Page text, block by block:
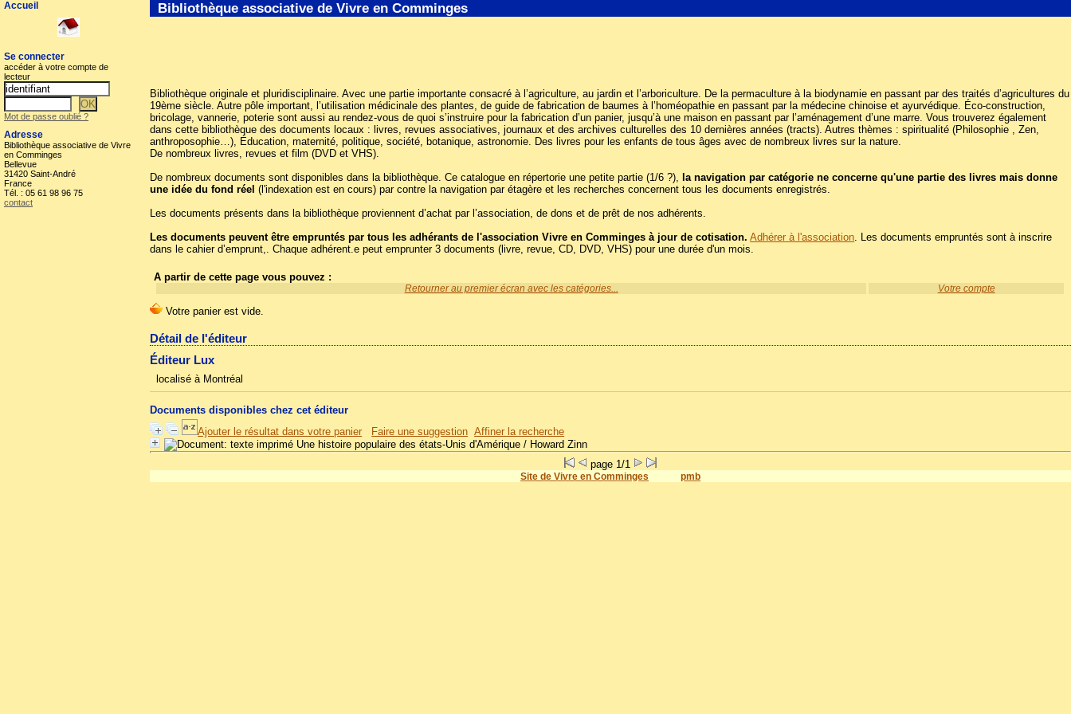
Bibliothèque originale et pluridisciplinaire. Avec une partie importante consacré à l’agriculture, au jardin et l’arboriculture. De la permaculture à la biodynamie en passant par des traités d’agricultures du
19ème siècle. Autre pôle important, l’utilisation médicinale des plantes, de guide de fabrication de baumes à l’homéopathie en passant par la médecine chinoise et ayurvédique. Éco-construction,
bricolage, vannerie, poterie sont aussi au rendez-vous de quoi s’instruire pour la fabrication d’un panier, jusqu’à une maison en passant par l’aménagement d’une marre. Vous trouverez également
dans cette bibliothèque des documents locaux : livres, revues associatives, journaux et des archives culturelles des 10 dernières années (tracts). Autres thèmes : spiritualité (Philosophie , Zen,
anthroposophie…), Éducation, maternité, politique, société, botanique, astronomie. Des livres pour les enfants de tous âges avec de nombreux livres sur la nature.
De nombreux livres, revues et film (DVD et VHS).
De nombreux documents sont disponibles dans la bibliothèque. Ce catalogue en répertorie une petite partie (1/6 ?), la navigation par catégorie ne concerne qu'une partie des livres mais donne
une idée du fond réel (l'indexation est en cours) par contre la navigation par étagère et les recherches concernent tous les documents enregistrés.
Les documents présents dans la bibliothèque proviennent d’achat par l’association, de dons et de prêt de nos adhérents.
Les documents peuvent être empruntés par tous les adhérants de l'association Vivre en Comminges à jour de cotisation. Adhérer à l'association. Les documents empruntés sont à inscrire
dans le cahier d’emprunt,. Chaque adhérent.e peut emprunter 3 documents (livre, revue, CD, DVD, VHS) pour une durée d'un mois.
A partir de cette page vous pouvez :
Retourner au premier écran avec les catégories... Votre compte
Détail de l'éditeur
Éditeur Lux
localisé à Montréal
Documents disponibles chez cet éditeur
Ajouter le résultat dans votre panier
Faire une suggestion Affiner la recherche
Une histoire populaire des états-Unis d'Amérique / Howard Zinn
page 1/1
Site de Vivre en Comminges pmb
Bibliothèque associative de Vivre en Comminges
Accueil
Se connecter
accéder à votre compte de
lecteur
Mot de passe oublié ?
Adresse
Bibliothèque associative de Vivre
en Comminges
Bellevue
31420 Saint-André
France
Tél. : 05 61 98 96 75
contact